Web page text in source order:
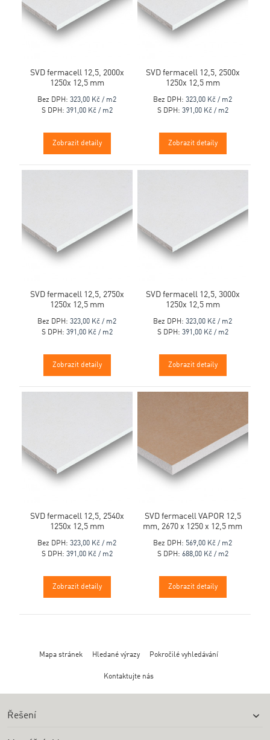
SVD fermacell 12,5, 2000x
1250x 12,5 mm
Bez DPH: 323,00 Kč / m2
S DPH: 391,00 Kč / m2
Zobrazit detaily
SVD fermacell 12,5, 2500x
1250x 12,5 mm
Bez DPH: 323,00 Kč / m2
S DPH: 391,00 Kč / m2
Zobrazit detaily
SVD fermacell 12,5, 2750x
1250x 12,5 mm
Bez DPH: 323,00 Kč / m2
S DPH: 391,00 Kč / m2
Zobrazit detaily
SVD fermacell 12,5, 3000x
1250x 12,5 mm
Bez DPH: 323,00 Kč / m2
S DPH: 391,00 Kč / m2
Zobrazit detaily
SVD fermacell 12,5, 2540x
1250x 12,5 mm
Bez DPH: 323,00 Kč / m2
S DPH: 391,00 Kč / m2
Zobrazit detaily
SVD fermacell VAPOR 12,5
mm, 2670 x 1250 x 12,5 mm
Bez DPH: 569,00 Kč / m2
S DPH: 688,00 Kč / m2
Zobrazit detaily
Mapa stránek Hledané výrazy Pokročilé vyhledávání
Kontaktujte nás
Řešení